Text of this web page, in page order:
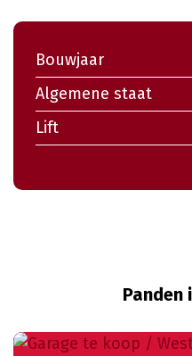
Bouwjaar
Algemene staat
Lift
Panden